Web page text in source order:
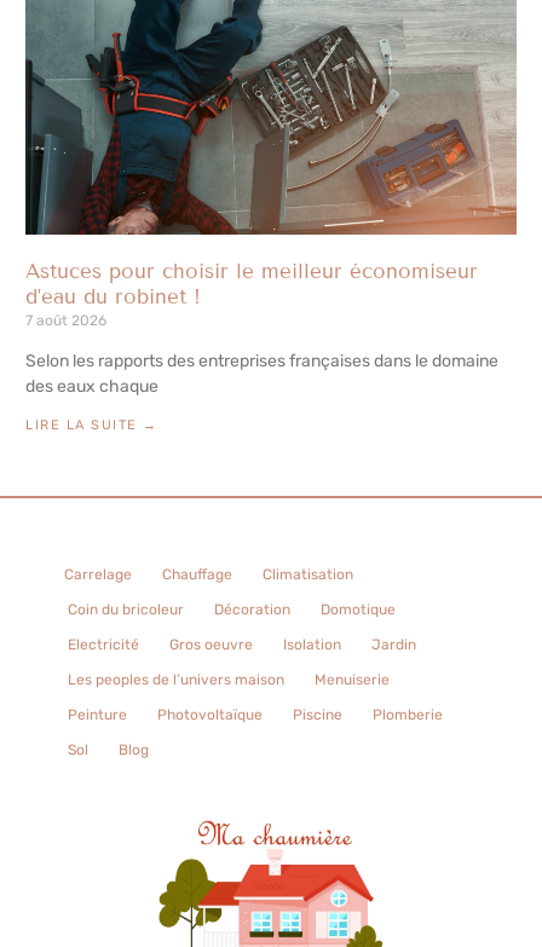
Astuces pour choisir le meilleur économiseur
d’eau du robinet !
7 août 2026
Selon les rapports des entreprises françaises dans le domaine
des eaux chaque
LIRE LA SUITE →
Carrelage Chauffage Climatisation
Coin du bricoleur Décoration Domotique
Electricité Gros oeuvre Isolation Jardin
Les peoples de l’univers maison Menuiserie
Peinture Photovoltaïque Piscine Plomberie
Sol Blog